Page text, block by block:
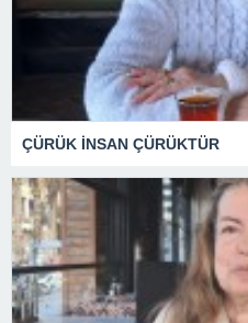
ÇÜRÜK İNSAN ÇÜRÜKTÜR